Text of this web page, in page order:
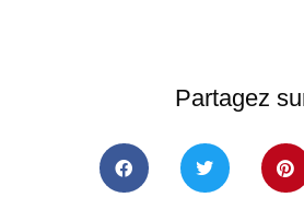
Partagez